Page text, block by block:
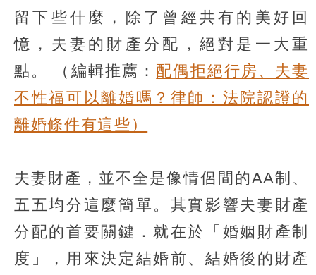
留下些什麼，除了曾經共有的美好回
憶，夫妻的財產分配，絕對是一大重
點。
（編輯推薦： 配偶拒絕行房、夫妻
不性福可以離婚嗎？律師：法院認證的
離婚條件有這些）
夫妻財產，並不全是像情侶間的AA制、
五五均分這麼簡單。其實影響夫妻財產
分配的首要關鍵．就在於「婚姻財產制
度」，用來決定結婚前、結婚後的財產